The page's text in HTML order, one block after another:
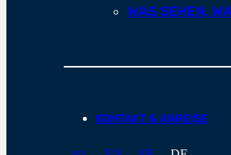
WAS SEHEN,
KONTAKT & ANREISE